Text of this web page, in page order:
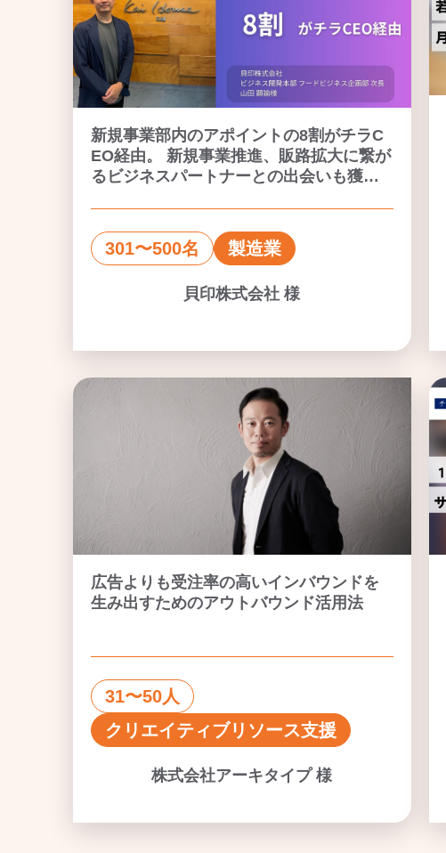
新規事業部内のアポイントの8割がチラC
EO経由。 新規事業推進、販路拡大に繋が
るビジネスパートナーとの出会いも獲得
301〜500名 製造業
貝印株式会社 様
広告よりも受注率の高いインバウンドを
生み出すためのアウトバウンド活用法
31〜50人
クリエイティブリソース支援
株式会社アーキタイプ 様